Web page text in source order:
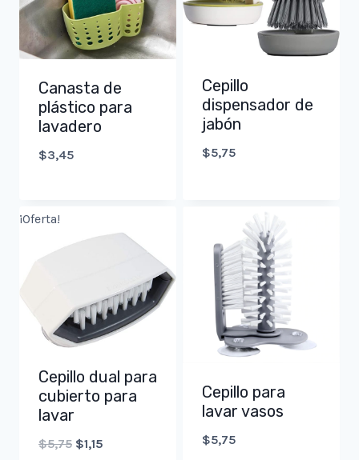
Canasta de
plástico para
lavadero
$3,45
Cepillo
dispensador de
jabón
$5,75
¡Oferta!
Cepillo dual para
cubierto para
lavar
$5,75 Original
$1,15
Cepillo para
lavar vasos
$5,75